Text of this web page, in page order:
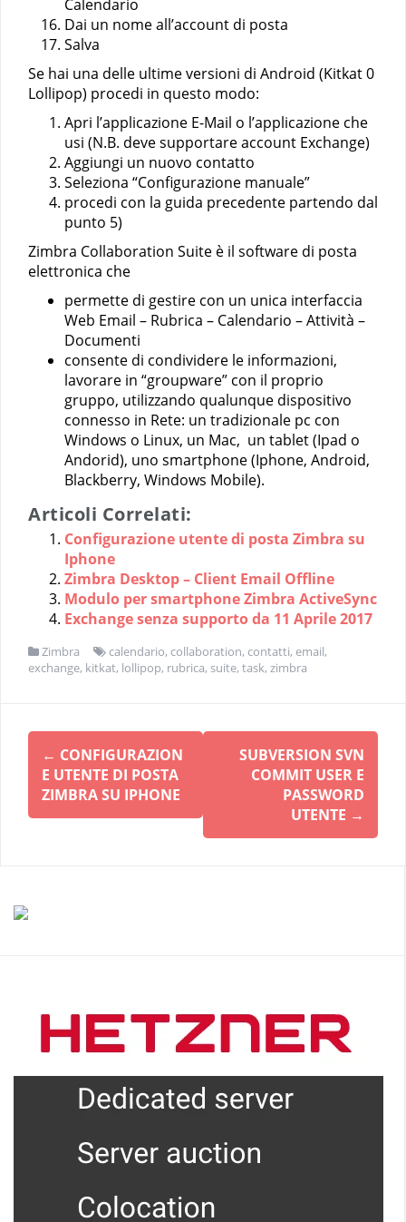
Calendario
Dai un nome all’account di posta
Salva
Se hai una delle ultime versioni di Android (Kitkat 0
Lollipop) procedi in questo modo:
Apri l’applicazione E-Mail o l’applicazione che
usi (N.B. deve supportare account Exchange)
Aggiungi un nuovo contatto
Seleziona “Configurazione manuale”
procedi con la guida precedente partendo dal
punto 5)
Zimbra Collaboration Suite è il software di posta
elettronica che
permette di gestire con un unica interfaccia
Web Email – Rubrica – Calendario – Attività –
Documenti
consente di condividere le informazioni,
lavorare in “groupware” con il proprio
gruppo, utilizzando qualunque dispositivo
connesso in Rete: un tradizionale pc con
Windows o Linux, un Mac, un tablet (Ipad o
Andorid), uno smartphone (Iphone, Android,
Blackberry, Windows Mobile).
Articoli Correlati:
Configurazione utente di posta Zimbra su
Iphone
Zimbra Desktop – Client Email Offline
Modulo per smartphone Zimbra ActiveSync
Exchange senza supporto da 11 Aprile 2017
Zimbra calendario, collaboration, contatti, email,
exchange, kitkat, lollipop, rubrica, suite, task, zimbra
Navigazione
articolo
← CONFIGURAZION
E UTENTE DI POSTA
ZIMBRA SU IPHONE
SUBVERSION SVN
COMMIT USER E
PASSWORD
UTENTE →